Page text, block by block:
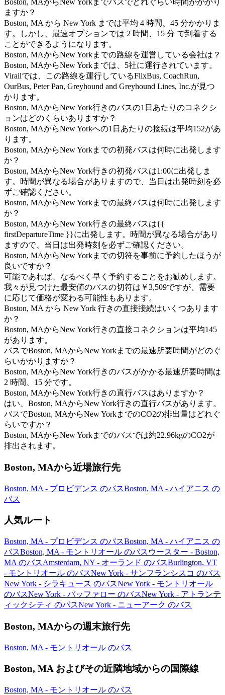
Boston, MAからNew Yorkまでバスでどれぐらい時間がかかり
ますか？
Boston, MA から New York までは平均 4 時間、45 分かかりま
す。しかし、最速オプションでは 2 時間、15 分 で到着する
ことができるようになります。
Boston, MAからNew Yorkまでの路線を運営している会社は？
Boston, MAからNew Yorkまでは、5社に運行されています。
Virailでは、この路線を運行しているFlixBus, CoachRun,
OurBus, Peter Pan, Greyhound and Greyhound Lines, Inc.が見つ
かります。
Boston, MAからNew York行きのバスの1日あたりのコネクシ
ョンはどのくらいありますか？
Boston, MAからNew Yorkへの1日あたりの接続は平均152があ
ります。
Boston, MAからNew Yorkまでの初発バスは何時に出発します
か？
Boston, MAからNew York行きの初発バスは1:00に出発しま
す。時間が異なる場合がありますので、当日は出発時刻を必
ずご確認ください。
Boston, MAからNew Yorkまでの最終バスは何時に出発します
か？
Boston, MAからNew York行きの最終バスは{{
firstDepartureTime }}に出発します。時間が異なる場合があり
ますので、当日は出発時刻を必ずご確認ください。
Boston, MAからNew Yorkまでの切符を事前に予約したほうが
良いですか？
可能であれば、なるべく早く予約することをお勧めします。
我々が見つけた最安値のバスの切符は￥3,509ですが、需要
に応じて価格が変わる可能性もあります。
Boston, MA から New York 行きの直接接続はいくつあります
か？
Boston, MAからNew York行きの直接コネクションは平均145
があります。
バスでBoston, MAからNew Yorkまでの最速所要時間がどのぐ
らいかかりますか？
Boston, MAからNew York行きのバスがかかる最速所要時間は
2 時間、15 分です。
Boston, MAからNew York行きの直行バスはありますか？
はい、Boston, MAからNew York行きの直行バスがあります。
バスでBoston, MAからNew YorkまでのCO2の排出量はどれぐ
らいですか？
Boston, MAからNew Yorkまでのバスでは約22.96kgのCO2が
排出されます。
Boston, MAから近場旅行先
Boston, MA - プロビデンス のバスBoston, MA - ハイアニス の
バス
人気ルート
Boston, MA - プロビデンス のバスBoston, MA - ハイアニス の
バスBoston, MA - モントリオール のバス ウースター - Boston,
MA のバスAmsterdam, NY - オーランド のバスBurlington, VT
- モントリオール のバスNew York - サンフランシスコ のバス
New York - シラキュース のバスNew York - モントリオール
のバスNew York - バッファロー のバスNew York - アトランテ
ィックシティ のバスNew York - ニューアーク のバス
Boston, MAからの週末旅行先
Boston, MA - モントリオール のバス
Boston, MA およびその近隣地域からの国際線
Boston, MA - モントリオール のバス